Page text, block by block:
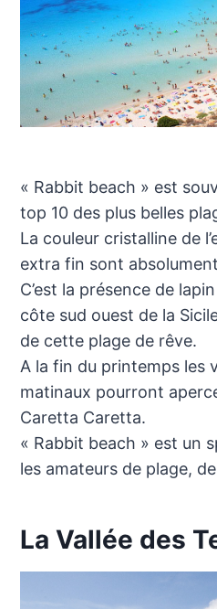
« Rabbit beach » est
top 10 des plus belles
La couleur cristalline de
extra fin sont
C’est la présence de
côte sud ouest de la
de cette plage de rêve.
A la fin du printemps les
matinaux pourront
Caretta Caretta.
« Rabbit beach » est un
les amateurs de plage,
La Vallée des